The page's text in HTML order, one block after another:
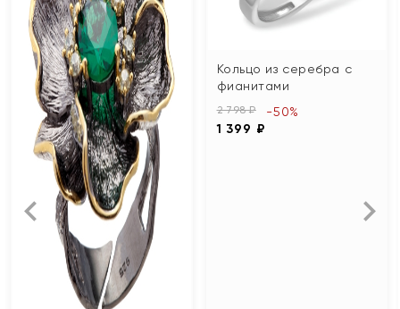
Кольцо из серебра с
фианитами
2 798 ₽
1 399 ₽
-50%